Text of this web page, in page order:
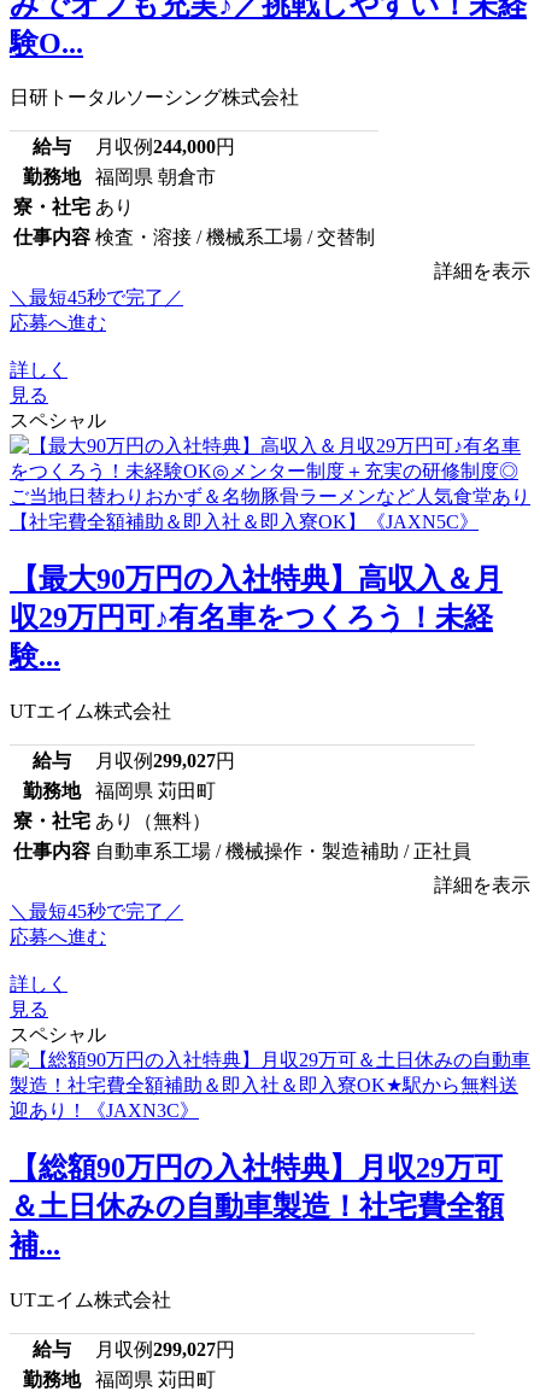
験O...
日研トータルソーシング株式会社
給与 月収例244,000円
勤務地
福岡県 朝倉市
寮・社宅 あり
仕事内容 検査・溶接 / 機械系工場 / 交替制
詳細を表示
＼最短45秒で完了／
応募へ進む
詳しく
見る
スペシャル
【最大90万円の入社特典】高収入＆月
収29万円可♪有名車をつくろう！未経
験...
UTエイム株式会社
給与 月収例299,027円
勤務地
福岡県 苅田町
寮・社宅 あり（無料）
仕事内容 自動車系工場 / 機械操作・製造補助 / 正社員
詳細を表示
＼最短45秒で完了／
応募へ進む
詳しく
見る
スペシャル
【総額90万円の入社特典】月収29万可
＆土日休みの自動車製造！社宅費全額
補...
UTエイム株式会社
給与 月収例299,027円
勤務地
福岡県 苅田町